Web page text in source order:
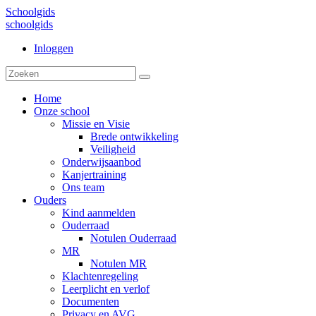
Schoolgids
schoolgids
Inloggen
Home
Onze school
Missie en Visie
Brede ontwikkeling
Veiligheid
Onderwijsaanbod
Kanjertraining
Ons team
Ouders
Kind aanmelden
Ouderraad
Notulen Ouderraad
MR
Notulen MR
Klachtenregeling
Leerplicht en verlof
Documenten